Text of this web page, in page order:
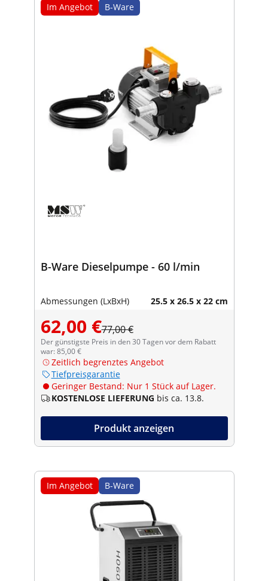
Im Angebot B-Ware
B-Ware Dieselpumpe - 60 l/min
Abmessungen (LxBxH) 25.5 x 26.5 x 22 cm
62,00 €77,00 €
Der günstigste Preis in den 30 Tagen vor dem Rabatt
war: 85,00 €
Zeitlich begrenztes Angebot
Tiefpreisgarantie
Geringer Bestand: Nur 1 Stück auf Lager.
KOSTENLOSE LIEFERUNG bis ca. 13.8.
Produkt anzeigen
Im Angebot B-Ware